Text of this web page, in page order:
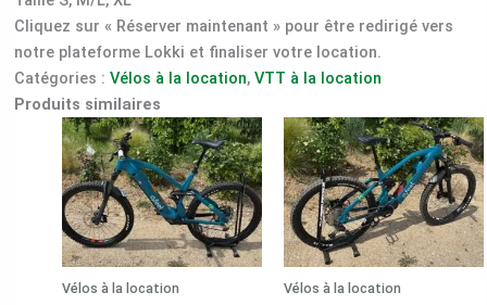
Cliquez sur « Réserver maintenant » pour être redirigé vers
notre plateforme Lokki et finaliser votre location.
Catégories : Vélos à la location, VTT à la location
Produits similaires
Vélos à la location Vélos à la location